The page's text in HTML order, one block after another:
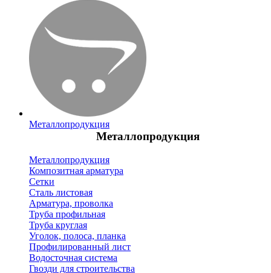
Металлопродукция
Металлопродукция
Металлопродукция
Композитная арматура
Сетки
Сталь листовая
Арматура, проволка
Труба профильная
Труба круглая
Уголок, полоса, планка
Профилированный лист
Водосточная система
Гвозди для строительства